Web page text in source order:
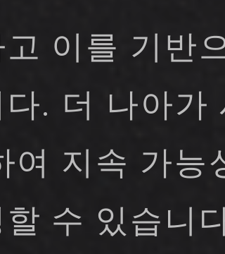
이를 기반
. 더 나아가
여 지속 가능
수 있습니